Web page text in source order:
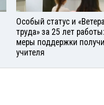
Особый статус и
труда» за 25 лет
меры поддержки
учителя